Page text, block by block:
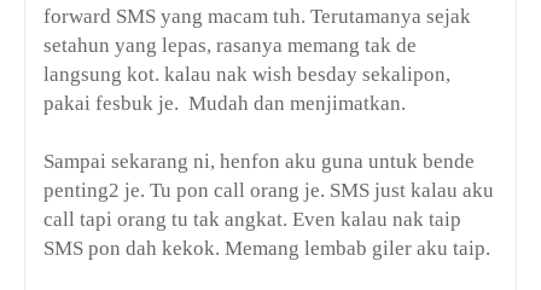
forward SMS yang macam tuh. Terutamanya sejak
setahun yang lepas, rasanya memang tak de
langsung kot. kalau nak wish besday sekalipon,
pakai fesbuk je. Mudah dan menjimatkan.
Sampai sekarang ni, henfon aku guna untuk bende
penting2 je. Tu pon call orang je. SMS just kalau aku
call tapi orang tu tak angkat. Even kalau nak taip
SMS pon dah kekok. Memang lembab giler aku taip.